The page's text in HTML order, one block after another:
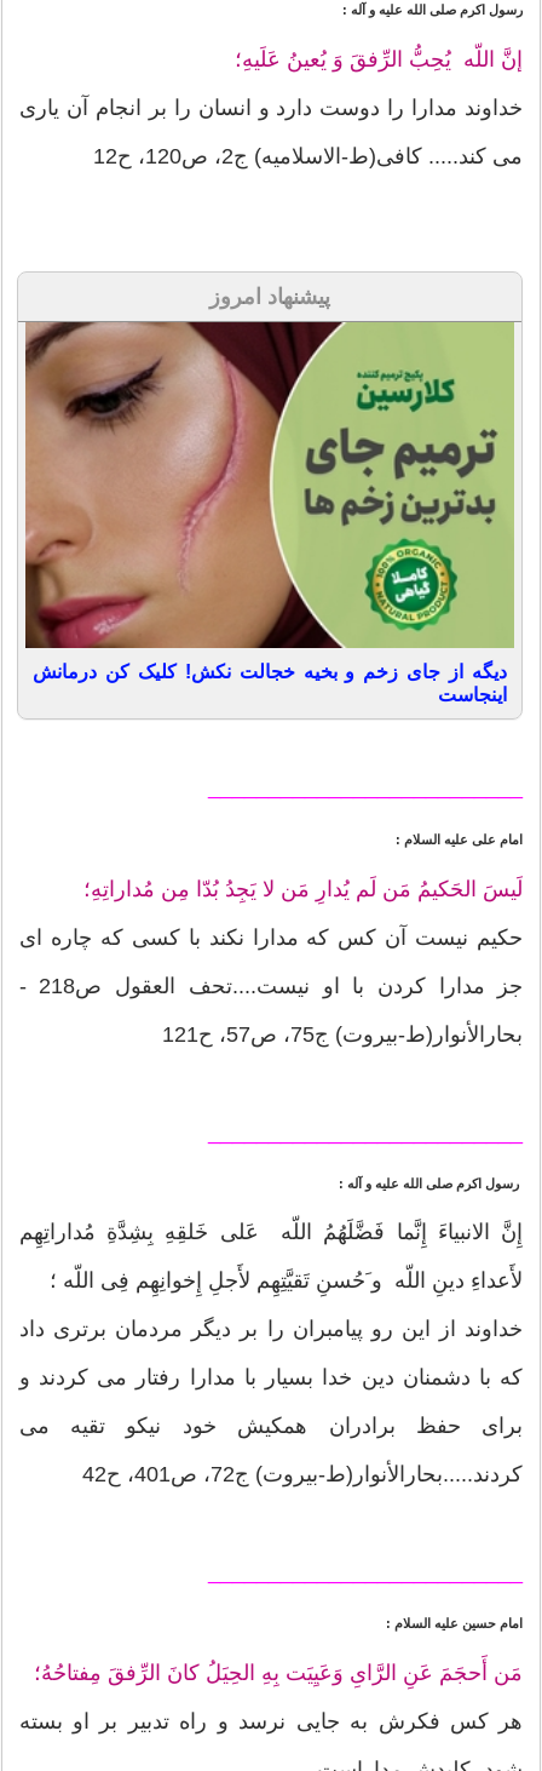
رسول اكرم صلى الله عليه و آله :
إنَّ اللّه يُحِبُّ الرِّفقَ وَ يُعينُ عَلَيهِ؛
خداوند مدارا را دوست دارد و انسان را بر انجام آن يارى
مى كند..... كافى(ط-الاسلامیه) ج2، ص120، ح12
پیشنهاد امروز
دیگه از جای زخم و بخیه خجالت نکش! کلیک کن درمانش
اینجاست
امام على عليه السلام :
لَيسَ الحَكيمُ مَن لَم يُدارِ مَن لا يَجِدُ بُدّا مِن مُداراتِهِ؛
حكيم نيست آن كس كه مدارا نكند با كسى كه چاره اى
جز مدارا كردن با او نيست....تحف العقول ص218 -
بحارالأنوار(ط-بیروت) ج75، ص57، ح121
رسول اكرم صلى الله عليه و آله :
إِنَّ الانبياءَ إِنَّما فَضَّلَهُمُ اللّه عَلى خَلقِهِ بِشِدَّةِ مُداراتِهِم
لأَعداءِ دينِ اللّه و َحُسنِ تَقيَّتِهِم لأَجلِ إِخوانِهِم فِى اللّه ؛
خداوند از اين رو پيامبران را بر ديگر مردمان برترى داد
كه با دشمنان دين خدا بسيار با مدارا رفتار مى كردند و
براى حفظ برادران همكيش خود نيكو تقيه مى
كردند.....بحارالأنوار(ط-بیروت) ج72، ص401، ح42
امام حسين عليه السلام :
مَن أَحجَمَ عَنِ الرَّاىِ وَعَيِيَت بِهِ الحِيَلُ كانَ الرِّفقَ مِفتاحُهُ؛
هر كس فكرش به جايى نرسد و راه تدبير بر او بسته